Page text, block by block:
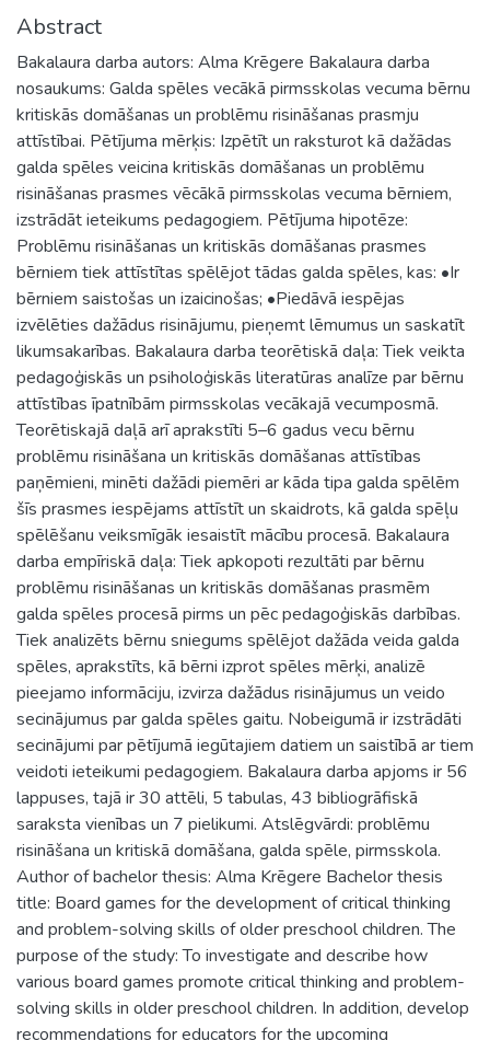
Abstract
Bakalaura darba autors: Alma Krēgere Bakalaura darba
nosaukums: Galda spēles vecākā pirmsskolas vecuma bērnu
kritiskās domāšanas un problēmu risināšanas prasmju
attīstībai. Pētījuma mērķis: Izpētīt un raksturot kā dažādas
galda spēles veicina kritiskās domāšanas un problēmu
risināšanas prasmes vēcākā pirmsskolas vecuma bērniem,
izstrādāt ieteikums pedagogiem. Pētījuma hipotēze:
Problēmu risināšanas un kritiskās domāšanas prasmes
bērniem tiek attīstītas spēlējot tādas galda spēles, kas: •Ir
bērniem saistošas un izaicinošas; •Piedāvā iespējas
izvēlēties dažādus risinājumu, pieņemt lēmumus un saskatīt
likumsakarības. Bakalaura darba teorētiskā daļa: Tiek veikta
pedagoģiskās un psiholoģiskās literatūras analīze par bērnu
attīstības īpatnībām pirmsskolas vecākajā vecumposmā.
Teorētiskajā daļā arī aprakstīti 5–6 gadus vecu bērnu
problēmu risināšana un kritiskās domāšanas attīstības
paņēmieni, minēti dažādi piemēri ar kāda tipa galda spēlēm
šīs prasmes iespējams attīstīt un skaidrots, kā galda spēļu
spēlēšanu veiksmīgāk iesaistīt mācību procesā. Bakalaura
darba empīriskā daļa: Tiek apkopoti rezultāti par bērnu
problēmu risināšanas un kritiskās domāšanas prasmēm
galda spēles procesā pirms un pēc pedagoģiskās darbības.
Tiek analizēts bērnu sniegums spēlējot dažāda veida galda
spēles, aprakstīts, kā bērni izprot spēles mērķi, analizē
pieejamo informāciju, izvirza dažādus risinājumus un veido
secinājumus par galda spēles gaitu. Nobeigumā ir izstrādāti
secinājumi par pētījumā iegūtajiem datiem un saistībā ar tiem
veidoti ieteikumi pedagogiem. Bakalaura darba apjoms ir 56
lappuses, tajā ir 30 attēli, 5 tabulas, 43 bibliogrāfiskā
saraksta vienības un 7 pielikumi. Atslēgvārdi: problēmu
risināšana un kritiskā domāšana, galda spēle, pirmsskola.
Author of bachelor thesis: Alma Krēgere Bachelor thesis
title: Board games for the development of critical thinking
and problem-solving skills of older preschool children. The
purpose of the study: To investigate and describe how
various board games promote critical thinking and problem-
solving skills in older preschool children. In addition, develop
recommendations for educators for the upcoming